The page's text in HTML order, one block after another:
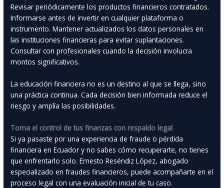
Revisar periódicamente los productos financieros contratados.
Informarse antes de invertir en cualquier plataforma o
instrumento. Mantener actualizados los datos personales en
las instituciones financieras para evitar suplantaciones.
Consultar con profesionales cuando la decisión involucra
montos significativos.
La educación financiera no es un destino al que se llega, sino
una práctica continua. Cada decisión bien informada reduce el
riesgo y amplía las posibilidades.
Toma el control de tus finanzas con respaldo legal
Si ya pasaste por una experiencia de fraude o pérdida
financiera en Ecuador y no sabes cómo recuperarte, no tienes
que enfrentarlo solo. Ernesto Reséndiz López, abogado
especializado en fraudes financieros, puede acompañarte en el
proceso legal con una evaluación inicial de tu caso.